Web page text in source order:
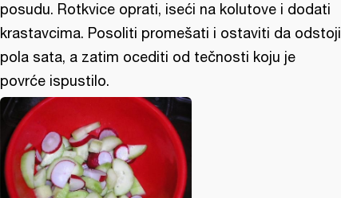
posudu. Rotkvice oprati, iseći na kolutove i dodati
krastavcima. Posoliti promešati i ostaviti da odstoji
pola sata, a zatim ocediti od tečnosti koju je
povrće ispustilo.